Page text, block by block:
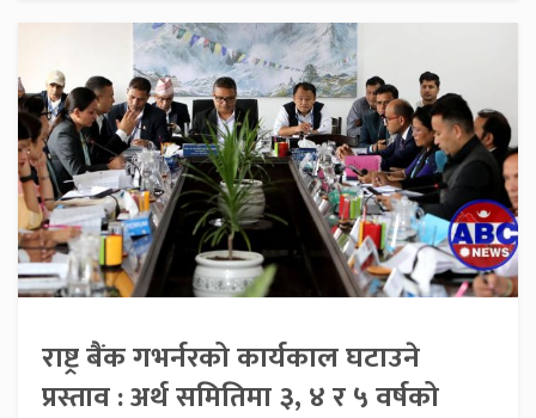
राष्ट्र बैंक गभर्नरको कार्यकाल घटाउने
प्रस्ताव : अर्थ समितिमा ३, ४ र ५ वर्षको